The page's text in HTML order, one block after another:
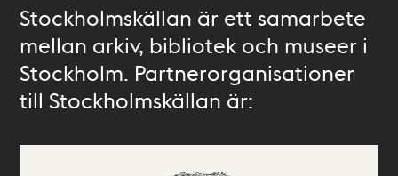
Stockholmskällan är ett samarbete
mellan arkiv, bibliotek och museer i
Stockholm. Partnerorganisationer
till Stockholmskällan är: